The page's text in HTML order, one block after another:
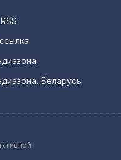
RSS
Беларусь